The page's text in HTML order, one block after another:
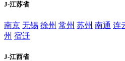
J-江苏省
南京 无锡 徐州 常州 苏州 南通 连
州 宿迁
J-江西省